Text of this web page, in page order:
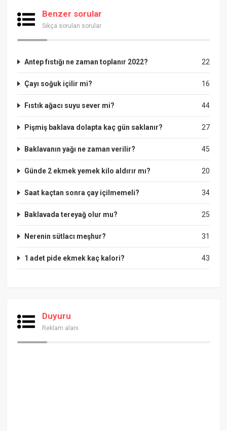
Benzer sorular
Sıkça sorulan sorular
22
Antep fıstığı ne zaman toplanır 2022?
16
Çayı soğuk içilir mi?
44
Fıstık ağacı suyu sever mi?
27
Pişmiş baklava dolapta kaç gün saklanır?
45
Baklavanın yağı ne zaman verilir?
20
Günde 2 ekmek yemek kilo aldırır mı?
34
Saat kaçtan sonra çay içilmemeli?
25
Baklavada tereyağ olur mu?
31
Nerenin sütlacı meşhur?
43
1 adet pide ekmek kaç kalori?
Duyuru
Reklam alanı